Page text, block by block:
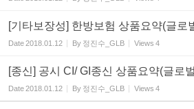
[기타보장성] 한방보험 상품요약(글로
Date2018.01.12 By 정진수_GLB Views 4
[종신] 공시 CI/ GI종신 상품요약(글로
Date2018.01.12 By 정진수_GLB Views 4